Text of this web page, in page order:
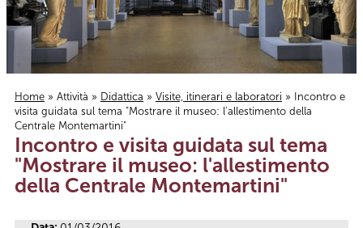
Tu sei qui
Home » Attività » Didattica » Visite, itinerari e laboratori » Incontro e
visita guidata sul tema "Mostrare il museo: l'allestimento della
Centrale Montemartini"
Incontro e visita guidata sul tema
"Mostrare il museo: l'allestimento
della Centrale Montemartini"